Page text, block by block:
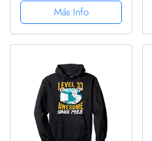
1988 Sudadera
Más Info